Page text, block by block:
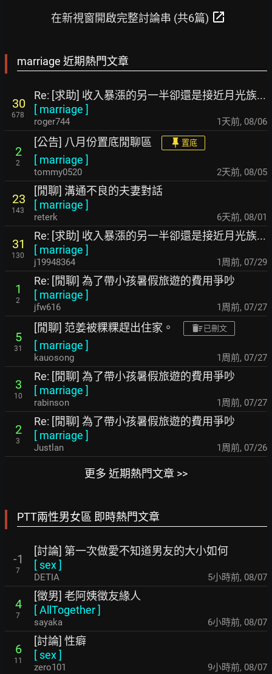
在新視窗開啟完整討論串 (共6篇) open_in_new
marriage 近期熱門文章
30
678
Re: [求助] 收入暴漲的另一半卻還是接近月光族...
[ marriage ]
roger744 1天前, 08/06
2
2
[公告] 八月份置底閒聊區 置底
[ marriage ]
tommy0520 2天前, 08/05
23
143
[閒聊] 溝通不良的夫妻對話
[ marriage ]
reterk 6天前, 08/01
31
130
Re: [求助] 收入暴漲的另一半卻還是接近月光族...
[ marriage ]
j19948364 1周前, 07/29
1
2
Re: [閒聊] 為了帶小孩暑假旅遊的費用爭吵
[ marriage ]
jfw616 1周前, 07/27
5
31
[閒聊] 范姜被粿粿趕出住家。 已刪文
[ marriage ]
kauosong 1周前, 07/27
3
10
Re: [閒聊] 為了帶小孩暑假旅遊的費用爭吵
[ marriage ]
rabinson 1周前, 07/27
2
3
Re: [閒聊] 為了帶小孩暑假旅遊的費用爭吵
[ marriage ]
Justlan 1周前, 07/26
更多 近期熱門文章 >>
PTT兩性男女區 即時熱門文章
-1
7
[討論] 第一次做愛不知道男友的大小如何
[ sex]
DETIA 5小時前, 08/07
4
7
[徵男] 老阿姨徵友緣人
[AllTogether]
sayaka 6小時前, 08/07
6
11
[討論] 性癖
[ sex]
zero101 9小時前, 08/07